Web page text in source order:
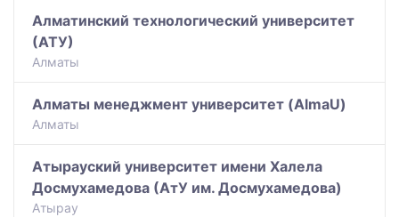
Алматинский технологический университет
(АТУ)
Алматы
Алматы менеджмент университет (AlmaU)
Алматы
Атырауский университет имени Халела
Досмухамедова (АтУ им. Досмухамедова)
Атырау